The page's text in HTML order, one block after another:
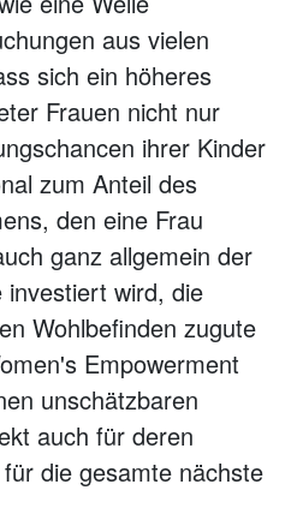
aus vielen
sich ein höheres
Frauen nicht nur
ihrer Kinder
zum Anteil des
den eine Frau
ganz allgemein der
wird, die
Wohlbefinden zugute
Empowerment
unschätzbaren
auch für deren
die gesamte nächste